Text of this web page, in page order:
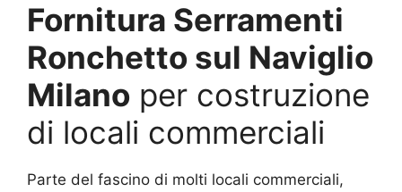
Fornitura Serramenti
Ronchetto sul Naviglio
Milano per costruzione
di locali commerciali
Parte del fascino di molti locali commerciali,